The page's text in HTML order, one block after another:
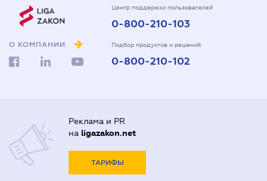
О КОМПАНИИ
Центр поддержки пользователей
0-800-210-103
Подбор продуктов и решений
0-800-210-102
Реклама и PR
на ligazakon.net
ТАРИФЫ